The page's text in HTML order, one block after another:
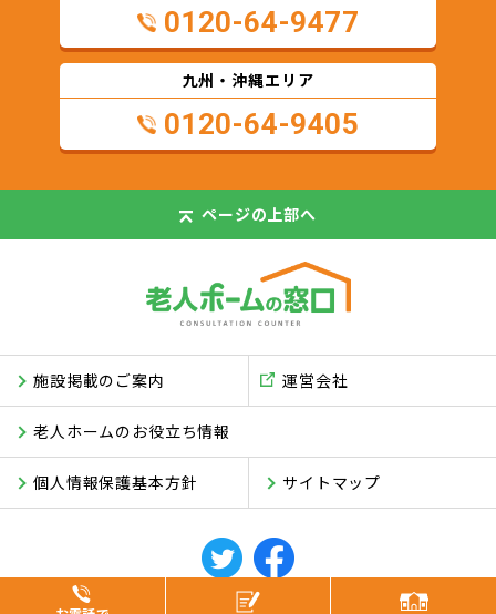
0120-64-9477
九州・沖縄エリア
0120-64-9405
ページの上部へ
施設掲載のご案内
老人ホームのお役立ち情報
サイトマップ
運営会社
個人情報保護基本方針
© ASUKI Inc.